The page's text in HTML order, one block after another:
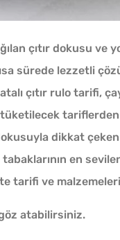
çıtır dokusu ve
sürede lezzetli
çıtır rulo tarifi,
tariflerden
dikkat
en
tarifi ve
atabilirsiniz.
Domates
Saklanır?